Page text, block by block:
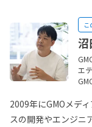
沼
エ
2009年にGMOメデ
スの開発やエンジニ